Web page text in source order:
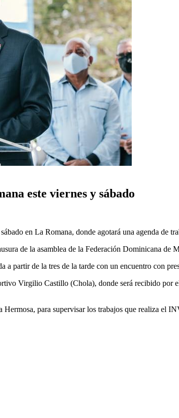
este viernes y sábado
en La Romana, donde agotará una agenda de
de la asamblea de la Federación Dominicana
a partir de la tres de la tarde con un encuentro con
Virgilio Castillo (Chola), donde será recibido
para supervisar los trabajos que realiza el